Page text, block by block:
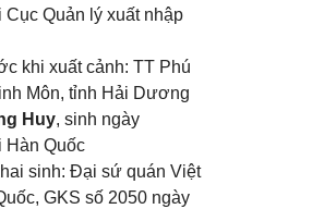
Cục Quản lý xuất nhập
khi xuất cảnh: TT Phú
Môn, tỉnh Hải Dương
Huy, sinh ngày
Hàn Quốc
sinh: Đại sứ quán Việt
, GKS số 2050 ngày